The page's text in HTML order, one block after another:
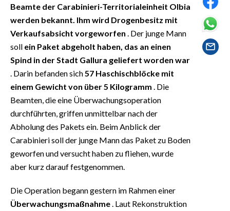
ABBONATI
ANNUNCI
NECROLOGI
PUBBLICITÀ
SPIAGGE
Beamte der Carabinieri-Territorialeinheit Olbia
werden bekannt. Ihm wird Drogenbesitz mit
Verkaufsabsicht vorgeworfen . Der junge Mann
soll ein Paket abgeholt haben, das an einen
Spind in der Stadt Gallura geliefert worden war
. Darin befanden sich 57 Haschischblöcke mit
einem Gewicht von über 5 Kilogramm . Die
Beamten, die eine Überwachungsoperation
durchführten, griffen unmittelbar nach der
Abholung des Pakets ein. Beim Anblick der
Carabinieri soll der junge Mann das Paket zu Boden
geworfen und versucht haben zu fliehen, wurde
aber kurz darauf festgenommen.
Die Operation begann gestern im Rahmen einer
Überwachungsmaßnahme . Laut Rekonstruktion